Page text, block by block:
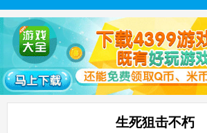
生死狙击不朽